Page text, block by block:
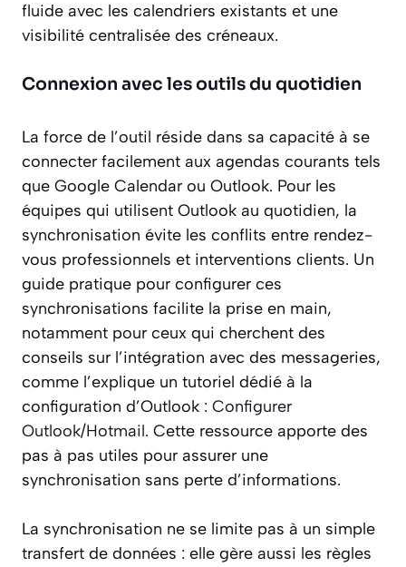
fluide avec les calendriers existants et une
visibilité centralisée des créneaux.
Connexion avec les outils du quotidien
La force de l’outil réside dans sa capacité à se
connecter facilement aux agendas courants tels
que Google Calendar ou Outlook. Pour les
équipes qui utilisent Outlook au quotidien, la
synchronisation évite les conflits entre rendez-
vous professionnels et interventions clients. Un
guide pratique pour configurer ces
synchronisations facilite la prise en main,
notamment pour ceux qui cherchent des
conseils sur l’intégration avec des messageries,
comme l’explique un tutoriel dédié à la
configuration d’Outlook : Configurer
Outlook/Hotmail. Cette ressource apporte des
pas à pas utiles pour assurer une
synchronisation sans perte d’informations.
La synchronisation ne se limite pas à un simple
transfert de données : elle gère aussi les règles